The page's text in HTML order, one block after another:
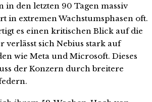
in den letzten 90 Tagen massiv
in extremen Wachstumsphasen oft.
es einen kritischen Blick auf die
verlässt sich Nebius stark auf
wie Meta und Microsoft. Dieses
der Konzern durch breitere